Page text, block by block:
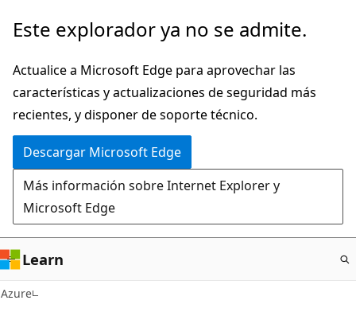
Ir
contenido
principal
Este explorador ya no se admite.
Actualice a Microsoft Edge para aprovechar las
características y actualizaciones de seguridad más
recientes, y disponer de soporte técnico.
Descargar Microsoft Edge
Más información sobre Internet Explorer y
Microsoft Edge
Learn
Azure